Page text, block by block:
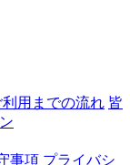
利用までの流れ 皆
事項 プライバシ